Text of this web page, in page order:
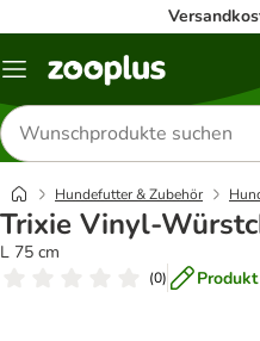
Menü
Produkte
suchen
Hundefutter & Zubehör
Trixie Vinyl-
L 75 cm
(0)